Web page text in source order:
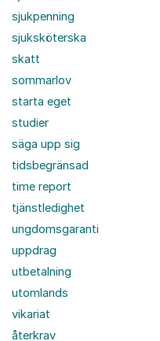
sjukpenning
sjuksköterska
skatt
sommarlov
starta eget
studier
säga upp sig
tidsbegränsad
time report
tjänstledighet
ungdomsgaranti
uppdrag
utbetalning
utomlands
vikariat
återkrav